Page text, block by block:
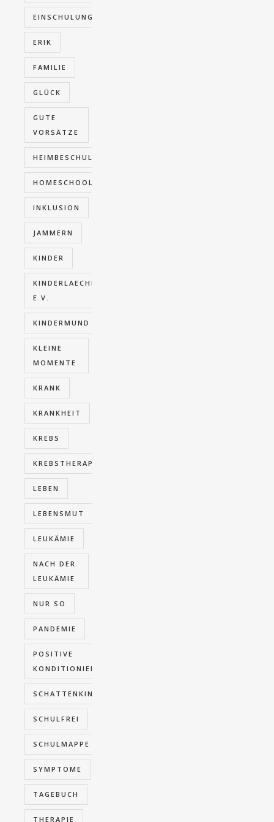
EINSCHULUNG
ERIK
FAMILIE
GLÜCK
GUTE
VORSÄTZE
HEIMBESCHULUNG
HOMESCHOOLING
INKLUSION
JAMMERN
KINDER
KINDERLAECHELN
E.V.
KINDERMUND
KLEINE
MOMENTE
KRANK
KRANKHEIT
KREBS
KREBSTHERAPIE
LEBEN
LEBENSMUT
LEUKÄMIE
NACH DER
LEUKÄMIE
NUR SO
PANDEMIE
POSITIVE
KONDITIONIERUNG
SCHATTENKINDER
SCHULFREI
SCHULMAPPE
SYMPTOME
TAGEBUCH
THERAPIE